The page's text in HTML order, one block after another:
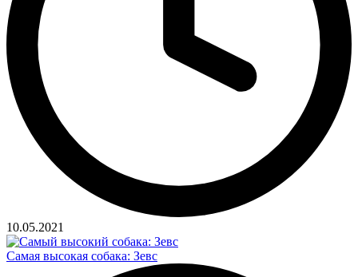
10.05.2021
Самая высокая собака: Зевс